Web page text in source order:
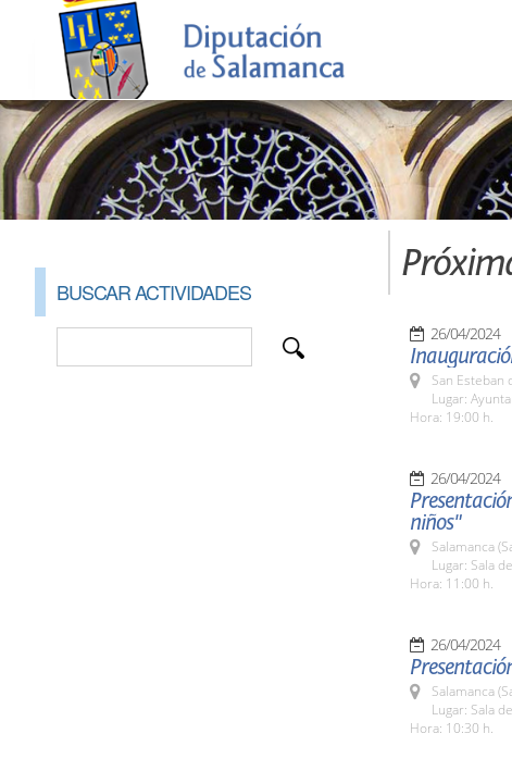
BUSCAR ACTIVIDADES
26/04/2024
San Esteban
Lugar:
Hora: 19:00 h.
26/04/2024
niños"
Salamanca
Lugar: Sala
Hora: 11:00 h.
26/04/2024
Salamanca
Lugar: Sala
Hora: 10:30 h.